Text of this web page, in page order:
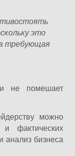
это
требующая
не помешает
можно
и фактических
анализ бизнеса